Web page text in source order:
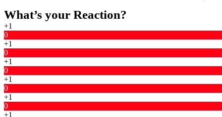
What’s your Reaction?
+1
0
+1
0
+1
0
+1
0
+1
0
+1